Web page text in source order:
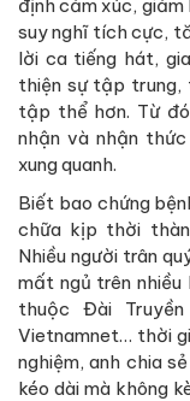
định cảm xúc, giảm
suy nghĩ tích cực,
lời ca tiếng hát,
thiện sự tập trung,
tập thể hơn. Từ
nhận và nhận
xung quanh.
Biết bao chứng
chữa kịp thời
Nhiều người trân
mất ngủ trên nhiều
thuộc Đài
Vietnamnet… thời
nghiệm, anh chia
kéo dài mà không